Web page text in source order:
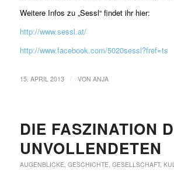
Weitere Infos zu „Sessl“ findet ihr hier:
http://www.sessl.at/
http://www.facebook.com/5020sessl?fref=ts
15. APRIL 2013 VON ANJA
DIE FASZINATION
UNVOLLENDETEN
AUGENBLICKE GESCHICHTE GESELLSCHAFT,